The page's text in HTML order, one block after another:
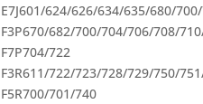
E7J601/624/626/634/635/680/
F3P670/682/700/704/706/708/
F7P704/722
F3R611/722/723/728/729/750/
F5R700/701/740